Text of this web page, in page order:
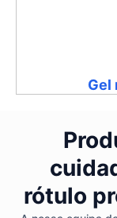
Gel
rótulo